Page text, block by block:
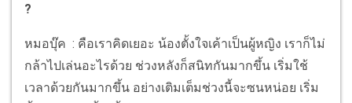
?
หมอบุ๊ค : คือเราคิดเยอะ น้องตั้งใจเค้าเป็นผู้หญิง เราก็ไม่
กล้าไปเล่นอะไรด้วย ช่วงหลังก็สนิทกันมากขึ้น เริ่มใช้
เวลาด้วยกันมากขึ้น อย่างเติมเต็มช่วงนี้จะซนหน่อย เริ่ม